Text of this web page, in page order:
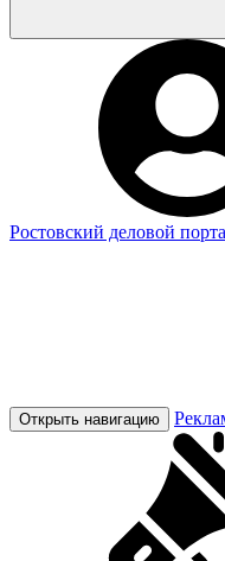
Ростовский деловой
Открыть навигацию